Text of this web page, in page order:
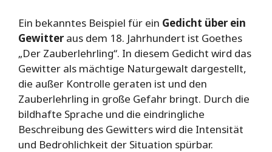
Ein bekanntes Beispiel für ein Gedicht über ein
Gewitteraus dem 18. Jahrhundert ist Goethes
„Der Zauberlehrling“. In diesem Gedicht wird das
Gewitter als mächtige Naturgewalt dargestellt,
die außer Kontrolle geraten ist und den
Zauberlehrling in große Gefahr bringt. Durch die
bildhafte Sprache und die eindringliche
Beschreibung des Gewitters wird die Intensität
und Bedrohlichkeit der Situation spürbar.